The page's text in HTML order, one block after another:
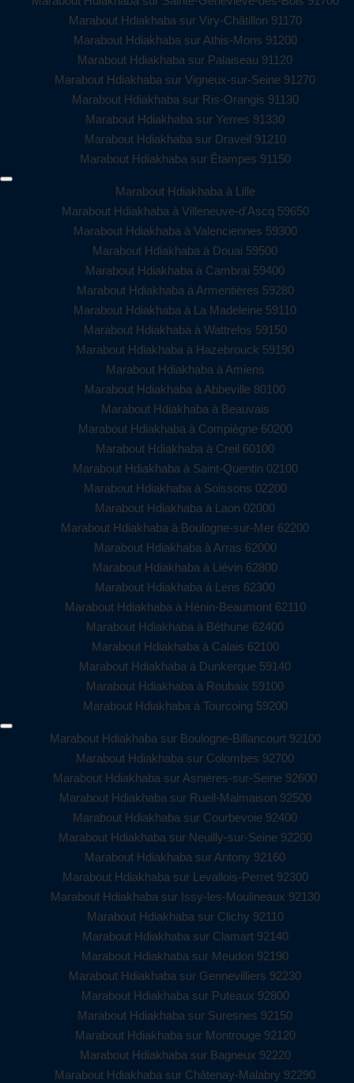
Marabout Hdiakhaba sur Viry-Châtillon 91170
Marabout Hdiakhaba sur Athis-Mons 91200
Marabout Hdiakhaba sur Palaiseau 91120
Marabout Hdiakhaba sur Vigneux-sur-Seine 91270
Marabout Hdiakhaba sur Ris-Orangis 91130
Marabout Hdiakhaba sur Yerres 91330
Marabout Hdiakhaba sur Draveil 91210
Marabout Hdiakhaba sur Étampes 91150
Marabout Hdiakhaba à Lille
Marabout Hdiakhaba à Villeneuve-d'Ascq 59650
Marabout Hdiakhaba à Valenciennes 59300
Marabout Hdiakhaba à Douai 59500
Marabout Hdiakhaba à Cambrai 59400
Marabout Hdiakhaba à Armentières 59280
Marabout Hdiakhaba à La Madeleine 59110
Marabout Hdiakhaba à Wattrelos 59150
Marabout Hdiakhaba à Hazebrouck 59190
Marabout Hdiakhaba à Amiens
Marabout Hdiakhaba à Abbeville 80100
Marabout Hdiakhaba à Beauvais
Marabout Hdiakhaba à Compiègne 60200
Marabout Hdiakhaba à Creil 60100
Marabout Hdiakhaba à Saint-Quentin 02100
Marabout Hdiakhaba à Soissons 02200
Marabout Hdiakhaba à Laon 02000
Marabout Hdiakhaba à Boulogne-sur-Mer 62200
Marabout Hdiakhaba à Arras 62000
Marabout Hdiakhaba à Liévin 62800
Marabout Hdiakhaba à Lens 62300
Marabout Hdiakhaba à Hénin-Beaumont 62110
Marabout Hdiakhaba à Béthune 62400
Marabout Hdiakhaba à Calais 62100
Marabout Hdiakhaba à Dunkerque 59140
Marabout Hdiakhaba à Roubaix 59100
Marabout Hdiakhaba à Tourcoing 59200
Marabout Hdiakhaba sur Boulogne-Billancourt 92100
Marabout Hdiakhaba sur Colombes 92700
Marabout Hdiakhaba sur Asnières-sur-Seine 92600
Marabout Hdiakhaba sur Rueil-Malmaison 92500
Marabout Hdiakhaba sur Courbevoie 92400
Marabout Hdiakhaba sur Neuilly-sur-Seine 92200
Marabout Hdiakhaba sur Antony 92160
Marabout Hdiakhaba sur Levallois-Perret 92300
Marabout Hdiakhaba sur Issy-les-Moulineaux 92130
Marabout Hdiakhaba sur Clichy 92110
Marabout Hdiakhaba sur Clamart 92140
Marabout Hdiakhaba sur Meudon 92190
Marabout Hdiakhaba sur Gennevilliers 92230
Marabout Hdiakhaba sur Puteaux 92800
Marabout Hdiakhaba sur Suresnes 92150
Marabout Hdiakhaba sur Montrouge 92120
Marabout Hdiakhaba sur Bagneux 92220
Marabout Hdiakhaba sur Châtenay-Malabry 92290